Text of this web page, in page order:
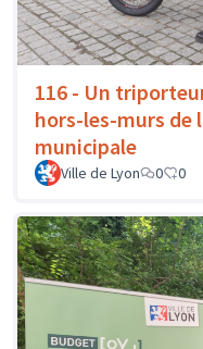
116 - Un
hors-les-murs de
municipale
Ville de Lyon 0 0